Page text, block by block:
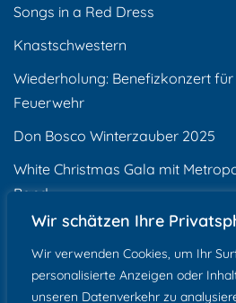
Wir schätzen Ihre
Wir verwenden Cookies, um Ihr
personalisierte Anzeigen oder
unseren Datenverkehr zu
Songs in a Red Dress
Knastschwestern
Wiederholung: Benefizkonzert
Feuerwehr
Don Bosco Winterzauber 2025
White Christmas Gala mit
Band
Neueste Kommentare